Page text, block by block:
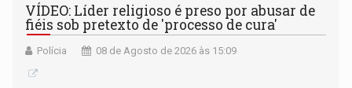
VÍDEO: Líder religioso é preso por abusar de
fiéis sob pretexto de 'processo de cura'
Polícia 08 de Agosto de 2026 às 15:09